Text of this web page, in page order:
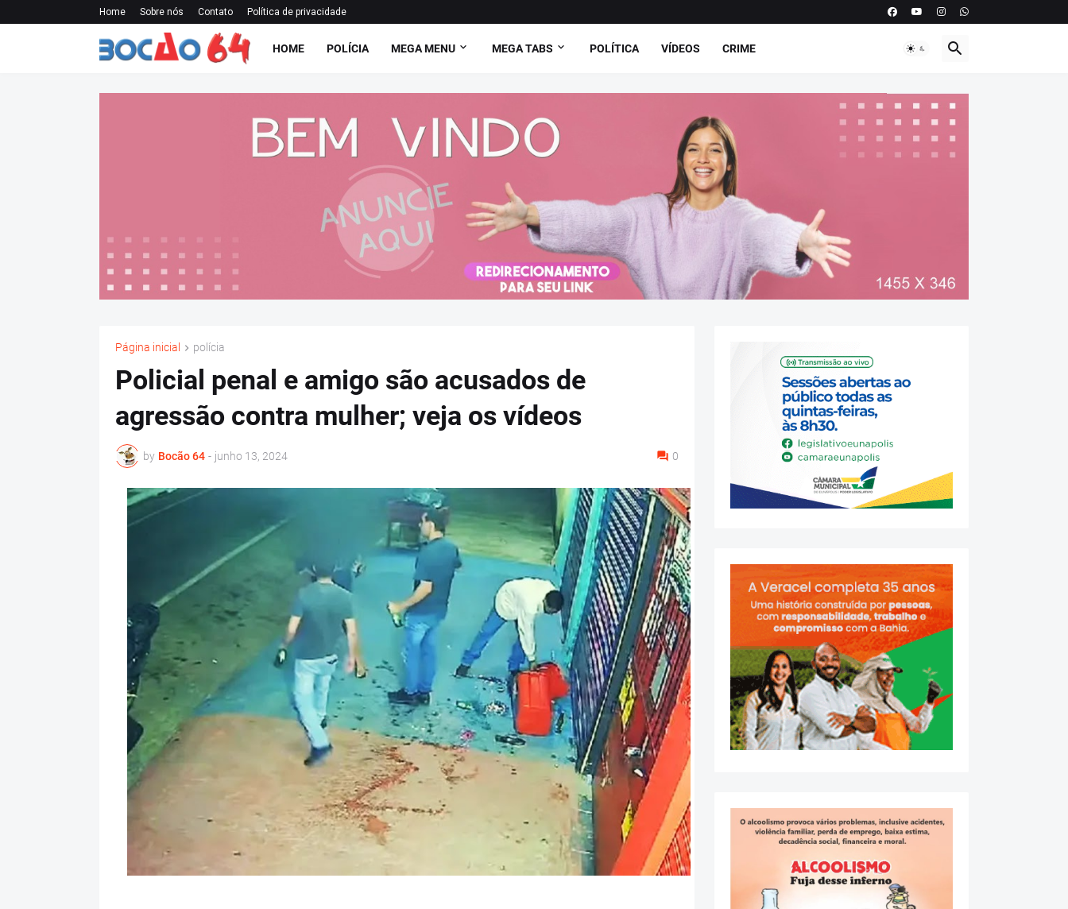
Home Sobre nós Contato Política de privacidade
HOME POLÍCIA MEGA MENU MEGA TABS POLÍTICA VÍDEOS CRIME
Página inicial polícia
Policial penal e amigo são acusados de
agressão contra mulher; veja os vídeos
by Bocão 64 - junho 13, 2024 0